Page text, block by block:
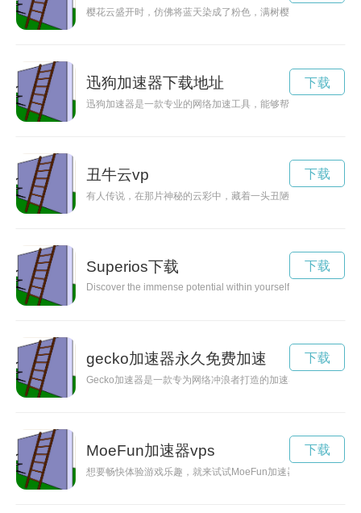
樱花云盛开时，仿佛将蓝天染成了粉色，满树樱花如云，绚丽
迅狗加速器下载地址
迅狗加速器是一款专业的网络加速工具，能够帮助用户在浏览
下载
丑牛云vp
有人传说，在那片神秘的云彩中，藏着一头丑陋的牛，它犹如
下载
Superios下载
Discover the immense potential within yourself to be
下载
gecko加速器永久免费加速
Gecko加速器是一款专为网络冲浪者打造的加速器服务，能够
下载
MoeFun加速器vps
想要畅快体验游戏乐趣，就来试试MoeFun加速器吧！通过优化
下载